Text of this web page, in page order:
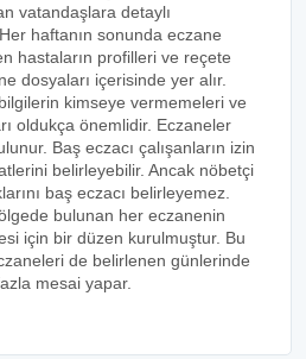
vatandaşlara detaylı
haftanın sonunda eczane
hastaların profilleri ve reçete
dosyaları içerisinde yer alır.
kimseye vermemeleri ve
oldukça önemlidir. Eczaneler
Baş eczacı çalışanların izin
belirleyebilir. Ancak nöbetçi
baş eczacı belirleyemez.
bulunan her eczanenin
için bir düzen kurulmuştur. Bu
de belirlenen günlerinde
mesai yapar.